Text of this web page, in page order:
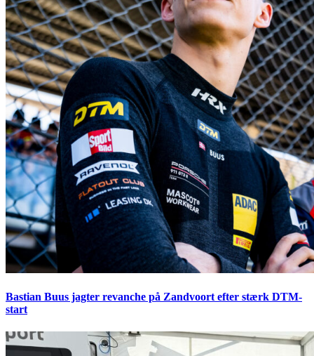
Bastian Buus jagter revanche på Zandvoort efter stærk DTM-
start